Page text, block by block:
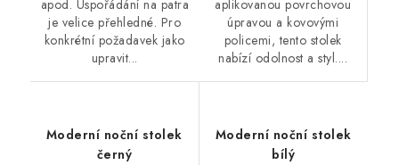
apod. Uspořádání na patra
je velice přehledné. Pro
konkrétní požadavek jako
upravit...
aplikovanou povrchovou
úpravou a kovovými
policemi, tento stolek
nabízí odolnost a styl....
Moderní noční stolek
černý
Moderní noční stolek
bílý